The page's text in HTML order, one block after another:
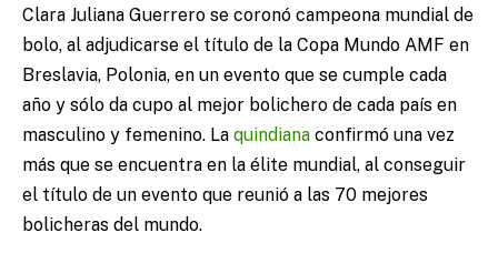
Clara Juliana Guerrero se coronó campeona mundial de
bolo, al adjudicarse el título de la Copa Mundo AMF en
Breslavia, Polonia, en un evento que se cumple cada
año y sólo da cupo al mejor bolichero de cada país en
masculino y femenino. La quindiana confirmó una vez
más que se encuentra en la élite mundial, al conseguir
el título de un evento que reunió a las 70 mejores
bolicheras del mundo.